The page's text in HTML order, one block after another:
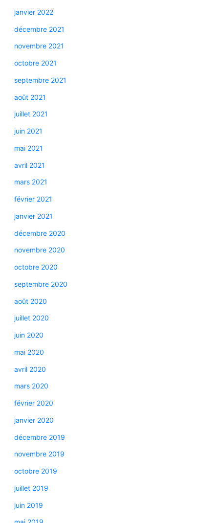
janvier 2022
décembre 2021
novembre 2021
octobre 2021
septembre 2021
août 2021
juillet 2021
juin 2021
mai 2021
avril 2021
mars 2021
février 2021
janvier 2021
décembre 2020
novembre 2020
octobre 2020
septembre 2020
août 2020
juillet 2020
juin 2020
mai 2020
avril 2020
mars 2020
février 2020
janvier 2020
décembre 2019
novembre 2019
octobre 2019
juillet 2019
juin 2019